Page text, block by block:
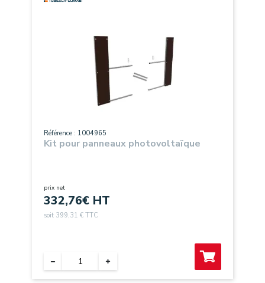
Référence : 1004965
Kit pour panneaux photovoltaïque
prix net
332,76€ HT
soit 399,31 € TTC